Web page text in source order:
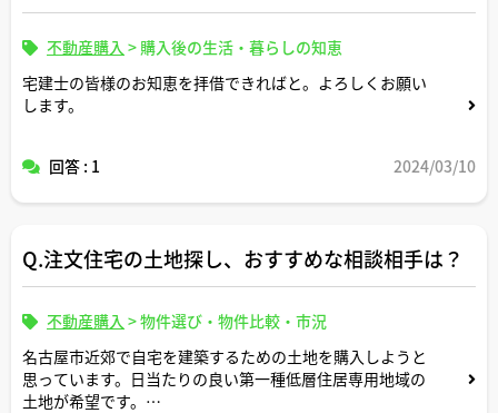
不動産購入 > 購入後の生活・暮らしの知恵
宅建士の皆様のお知恵を拝借できればと。よろしくお願い
します。
回答 : 1 2024/03/10
Q.注文住宅の土地探し、おすすめな相談相手は？
不動産購入 >物件選び・物件比較・市況
名古屋市近郊で自宅を建築するための土地を購入しようと
思っています。日当たりの良い第一種低層住居専用地域の
土地が希望です。